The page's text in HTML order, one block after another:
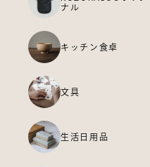
ナル
キッチン食卓
文具
生活日用品